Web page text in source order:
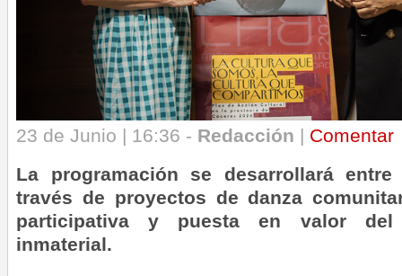
23 de Junio | 16:36 - Redacción | Comentar
La programación se desarrollará
través de proyectos de danza
participativa y puesta en valor del
inmaterial.